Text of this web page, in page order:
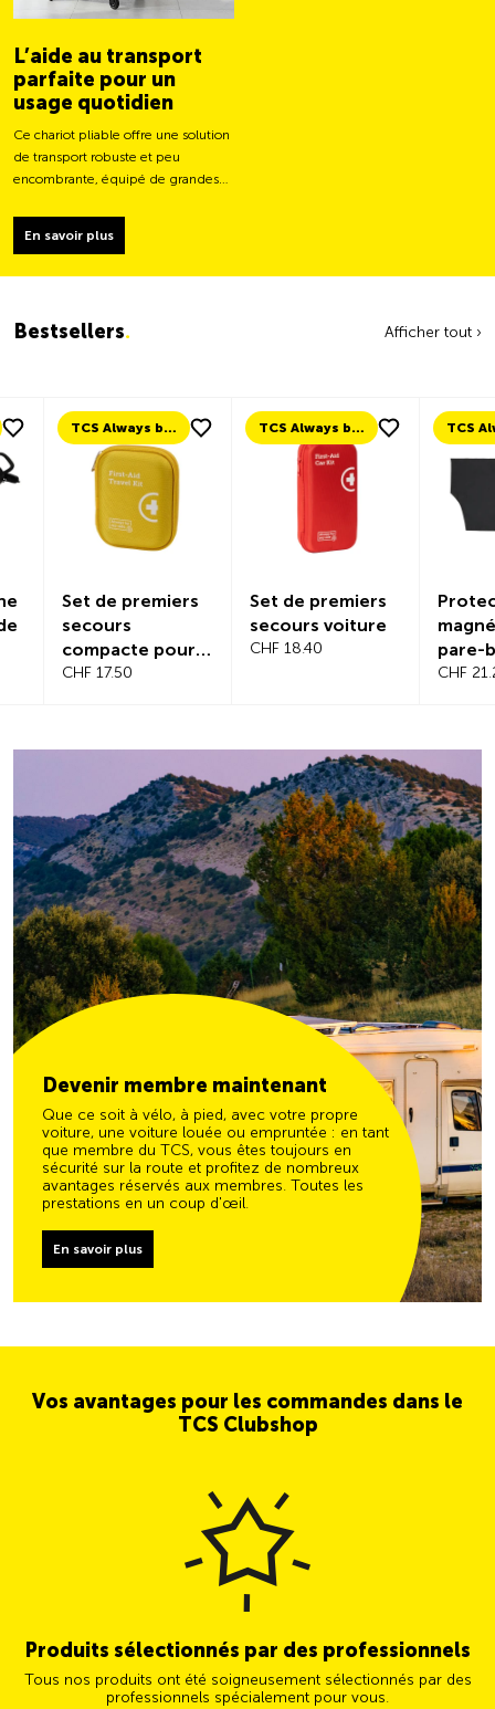
L’aide au transport
parfaite pour un
usage quotidien
Ce chariot pliable offre une solution
de transport robuste et peu
encombrante, équipé de grandes
En savoir plus
Bestsellers. Afficher tout ›
TCS Always by my side
Set de premiers
secours
compacte pour
voyage
CHF 17.50
TCS Always by my side
Set de premiers
secours voiture
CHF 18.40
pare-
CHF 21.20
Devenir membre maintenant
Que ce soit à vélo, à pied, avec votre propre
voiture, une voiture louée ou empruntée : en tant
que membre du TCS, vous êtes toujours en
sécurité sur la route et profitez de nombreux
avantages réservés aux membres. Toutes les
prestations en un coup d'œil.
En savoir plus
Vos avantages pour les commandes dans le
TCS Clubshop
Produits sélectionnés par des professionnels
Tous nos produits ont été soigneusement sélectionnés par des
professionnels spécialement pour vous.